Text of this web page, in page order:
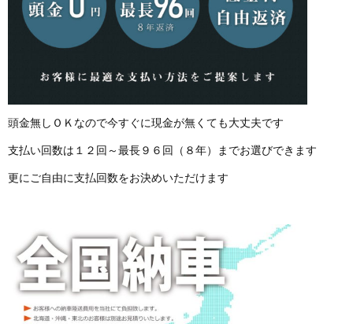
頭金無しＯＫなので今すぐに現金が無くても大丈夫です
支払い回数は１２回～最長９６回（８年）までお選びできます
更にご自由に支払回数をお決めいただけます